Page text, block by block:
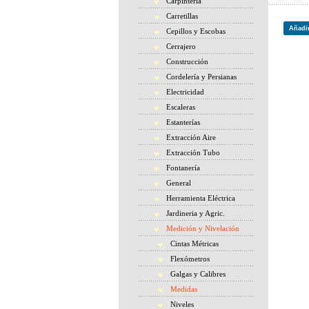
Carretillas
Cepillos y Escobas
Cerrajero
Construcción
Cordelería y Persianas
Electricidad
Escaleras
Estanterías
Extracción Aire
Extracción Tubo
Fontanería
General
Herramienta Eléctrica
Jardineria y Agric.
Medición y Nivelación
Cintas Métricas
Flexómetros
Galgas y Calibres
Medidas
Niveles